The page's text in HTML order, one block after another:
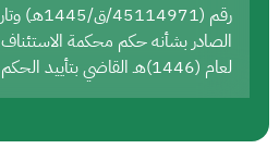
لعام (1446)هـ القاضي بتأييد الحكم برفض الدعوى